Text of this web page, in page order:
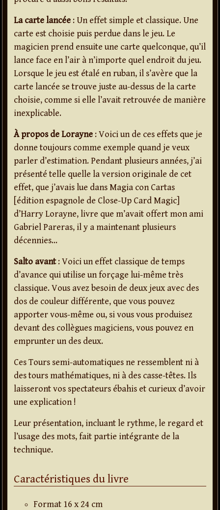
La carte lancée : Un effet simple et classique. Une
carte est choisie puis perdue dans le jeu. Le
magicien prend ensuite une carte quelconque, qu’il
lance face en l’air à n’importe quel endroit du jeu.
Lorsque le jeu est étalé en ruban, il s’avère que la
carte lancée se trouve juste au-dessus de la carte
choisie, comme si elle l’avait retrouvée de manière
inexplicable.
À propos de Lorayne : Voici un de ces effets que je
donne toujours comme exemple quand je veux
parler d’estimation. Pendant plusieurs années, j’ai
présenté telle quelle la version originale de cet
effet, que j’avais lue dans Magia con Cartas
[édition espagnole de Close-Up Card Magic]
d’Harry Lorayne, livre que m’avait offert mon ami
Gabriel Pareras, il y a maintenant plusieurs
décennies…
Salto avant: Voici un effet classique de temps
d’avance qui utilise un forçage lui-même très
classique. Vous avez besoin de deux jeux avec des
dos de couleur différente, que vous pouvez
apporter vous-même ou, si vous vous produisez
devant des collègues magiciens, vous pouvez en
emprunter un des deux.
Ces Tours semi-automatiques ne ressemblent ni à
des tours mathématiques, ni à des casse-têtes. Ils
laisseront vos spectateurs ébahis et curieux d’avoir
une explication !
Leur présentation, incluant le rythme, le regard et
l’usage des mots, fait partie intégrante de la
technique.
Caractéristiques du livre
Format 16 x 24 cm